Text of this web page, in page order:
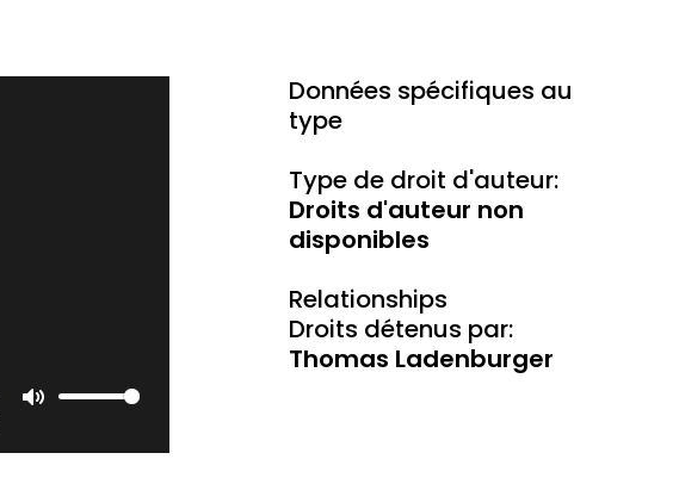
Données spécifiques au
type
Type de droit d'auteur:
Droits d'auteur non
disponibles
Relationships
Droits détenus par:
Thomas Ladenburger